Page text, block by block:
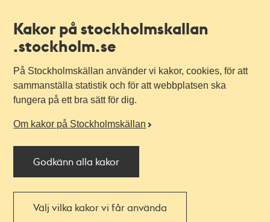
Kakor på stockholmskallan
.stockholm.se
På Stockholmskällan använder vi kakor, cookies, för att
sammanställa statistik och för att webbplatsen ska
fungera på ett bra sätt för dig.
Om kakor på Stockholmskällan
Godkänn alla kakor
Välj vilka kakor vi får använda